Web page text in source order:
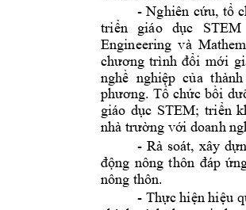
- Nghiên cứu, tổ
triển
giáo dục STEM
Engineering và
chương trình đổi mới
nghề  nghiệp  của
phương. Tổ chức bồi
giáo dục STEM; triển
nhà trường với doanh
- Rà soát, xây dựn
động nông thôn đáp
nông thôn.
- Thực hiện hiệu